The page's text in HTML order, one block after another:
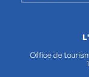
Office de